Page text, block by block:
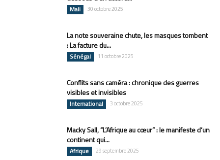
Mali 30 octobre 2025
La note souveraine chute, les masques tombent
: La facture du...
Sénégal 11 octobre 2025
Conflits sans caméra : chronique des guerres
visibles et invisibles
International 3 octobre 2025
Macky Sall, “L’Afrique au cœur” : le manifeste d’un
continent qui...
Afrique 29 septembre 2025